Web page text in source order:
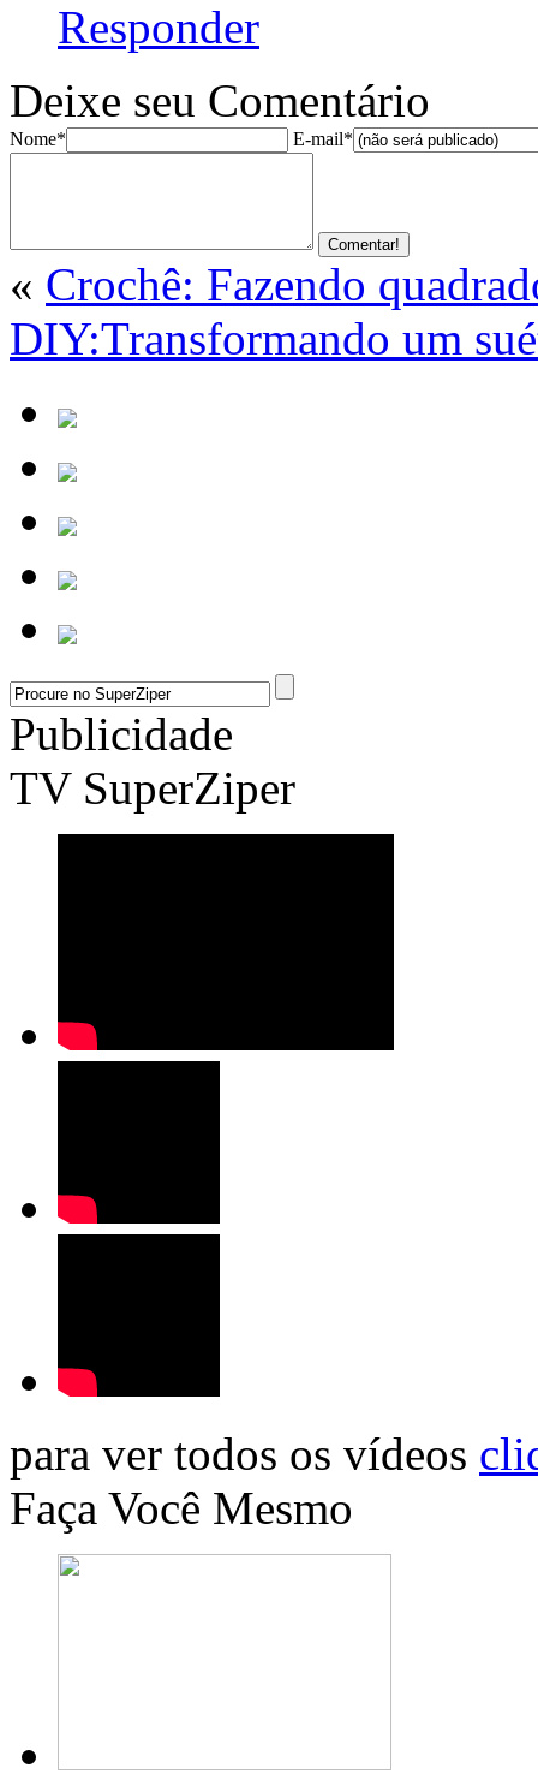
Responder
Deixe seu Comentário
Nome* E-mail*
« Crochê: Fazendo
DIY:Transformando um
Publicidade
TV SuperZiper
para ver todos os vídeos
Faça Você Mesmo